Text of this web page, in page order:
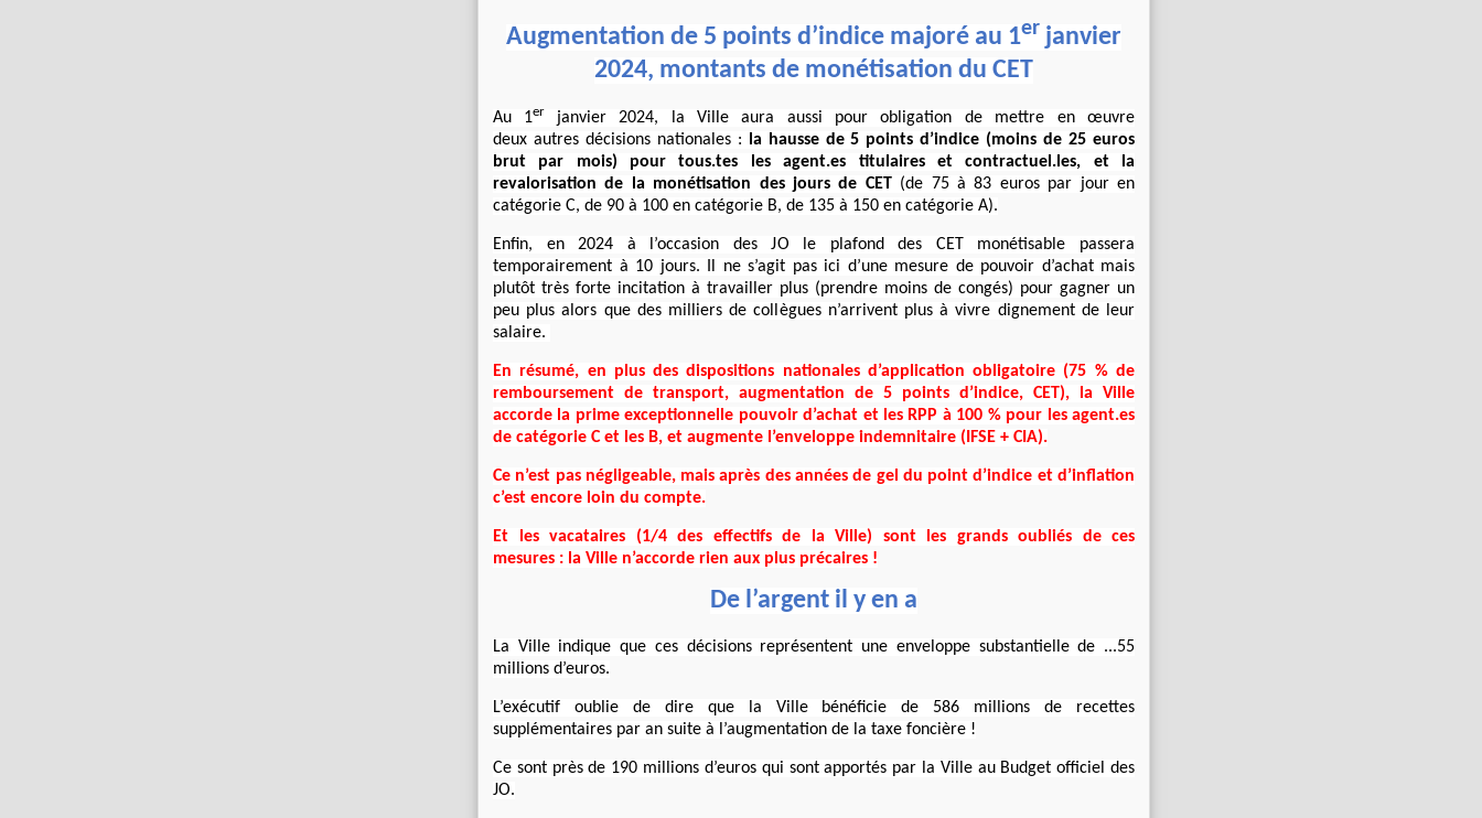
Augmentation de 5 points d’indice majoré au 1er janvier
2024, montants de monétisation du CET
Au 1er janvier 2024, la Ville aura aussi pour obligation de mettre en œuvre
deux autres décisions nationales :
la hausse de 5 points d’indice (moins de 25 euros
brut par mois) pour tous.tes les agent.es titulaires et contractuel.les, et la
revalorisation de la monétisation des jours de CET(de 75 à 83 euros par jour en
catégorie C, de 90 à 100 en catégorie B, de 135 à 150 en catégorie A).
Enfin, en 2024 à l’occasion des JO le plafond des CET monétisable passera
temporairement à 10 jours. Il ne s’agit pas ici d’une mesure de pouvoir d’achat mais
plutôt très forte incitation à travailler plus (prendre moins de congés) pour gagner un
peu plus alors que des milliers de collègues n’arrivent plus à vivre dignement de leur
salaire.
En résumé, en plus des dispositions nationales d’application obligatoire (75 % de
remboursement de transport, augmentation de 5 points d’indice, CET), la Ville
accorde la prime exceptionnelle pouvoir d’achat et les RPP à 100 % pour les agent.es
de catégorie C et les B, et augmente l’enveloppe indemnitaire (IFSE + CIA).
Ce n’est pas négligeable, mais après des années de gel du point d’indice et d’inflation
c’est encore loin du compte.
Et les vacataires (1/4 des effectifs de la Ville) sont les grands oubliés de ces
mesures : la Ville n’accorde rien aux plus précaires !
De l’argent il y en a
La Ville indique que ces décisions représentent une enveloppe substantielle de ...55
millions d’euros.
L’exécutif oublie de dire que la Ville bénéficie de 586 millions de recettes
supplémentaires par an suite à l’augmentation de la taxe foncière !
Ce sont près de 190 millions d’euros qui sont apportés par la Ville au Budget officiel des
JO.